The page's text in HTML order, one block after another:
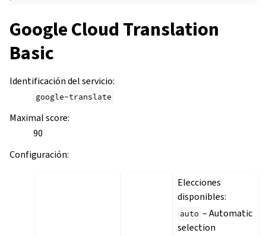
Google Cloud Translation
Basic
Identificación del servicio:
google-translate
Maximal score:
90
Configuración:
Elecciones
disponibles:
auto – Automatic
selection